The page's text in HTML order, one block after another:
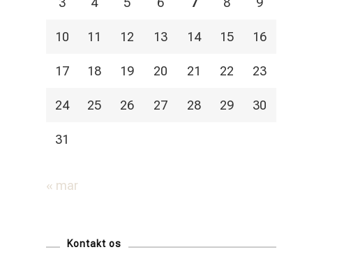
10 11 12 13 14 15 16
17 18 19 20 21 22 23
24 25 26 27 28 29 30
31
« mar
Kontakt os